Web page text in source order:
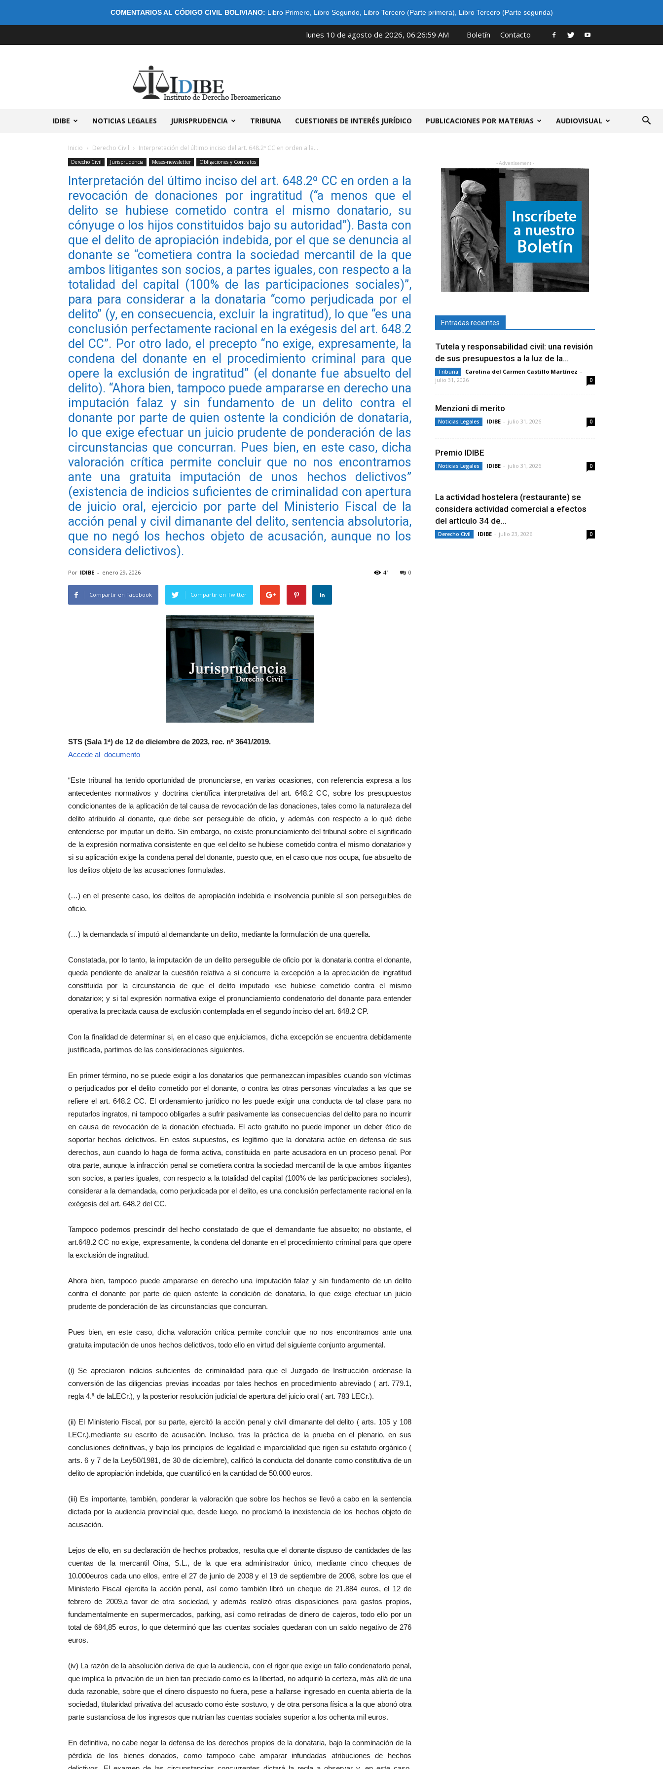
COMENTARIOS AL CÓDIGO CIVIL BOLIVIANO: Libro Primero, Libro Segundo, Libro Tercero (Parte primera) Libro Tercero (Parte segunda)
lunes 10 de agosto de 2026, 06:26:59 AM Boletín Contacto
IDIBE NOTICIAS LEGALES JURISPRUDENCIA TRIBUNA CUESTIONES DE INTERÉS JURÍDICO PUBLICACIONES POR MATERIAS AUDIOVISUAL
Inicio Derecho Civil Interpretación del último inciso del art. 648.2º CC en orden a la...
Derecho Civil Jurisprudencia Meses-newsletter Obligaciones y Contratos
Interpretación del último inciso del art. 648.2º CC en orden a la
revocación de donaciones por ingratitud (“a menos que el
delito se hubiese cometido contra el mismo donatario, su
cónyuge o los hijos constituidos bajo su autoridad”). Basta con
que el delito de apropiación indebida, por el que se denuncia al
donante se “cometiera contra la sociedad mercantil de la que
ambos litigantes son socios, a partes iguales, con respecto a la
totalidad del capital (100% de las participaciones sociales)”,
para para considerar a la donataria “como perjudicada por el
delito” (y, en consecuencia, excluir la ingratitud), lo que “es una
conclusión perfectamente racional en la exégesis del art. 648.2
del CC”. Por otro lado, el precepto “no exige, expresamente, la
condena del donante en el procedimiento criminal para que
opere la exclusión de ingratitud” (el donante fue absuelto del
delito). “Ahora bien, tampoco puede ampararse en derecho una
imputación falaz y sin fundamento de un delito contra el
donante por parte de quien ostente la condición de donataria,
lo que exige efectuar un juicio prudente de ponderación de las
circunstancias que concurran. Pues bien, en este caso, dicha
valoración crítica permite concluir que no nos encontramos
ante una gratuita imputación de unos hechos delictivos”
(existencia de indicios suficientes de criminalidad con apertura
de juicio oral, ejercicio por parte del Ministerio Fiscal de la
acción penal y civil dimanante del delito, sentencia absolutoria,
que no negó los hechos objeto de acusación, aunque no los
considera delictivos).
Por IDIBE - enero 29, 2026 0
41
Compartir en Facebook Compartir en Twitter
STS (Sala 1ª) de 12 de diciembre de 2023, rec. nº 3641/2019.
Accede al documento
“Este tribunal ha tenido oportunidad de pronunciarse, en varias ocasiones, con referencia expresa a los
antecedentes normativos y doctrina científica interpretativa del art. 648.2 CC, sobre los presupuestos
condicionantes de la aplicación de tal causa de revocación de las donaciones, tales como la naturaleza del
delito atribuido al donante, que debe ser perseguible de oficio, y además con respecto a lo qué debe
entenderse por imputar un delito. Sin embargo, no existe pronunciamiento del tribunal sobre el significado
de la expresión normativa consistente en que «el delito se hubiese cometido contra el mismo donatario» y
si su aplicación exige la condena penal del donante, puesto que, en el caso que nos ocupa, fue absuelto de
los delitos objeto de las acusaciones formuladas.
(…) en el presente caso, los delitos de apropiación indebida e insolvencia punible sí son perseguibles de
oficio.
(…) la demandada sí imputó al demandante un delito, mediante la formulación de una querella.
Constatada, por lo tanto, la imputación de un delito perseguible de oficio por la donataria contra el donante,
queda pendiente de analizar la cuestión relativa a si concurre la excepción a la apreciación de ingratitud
constituida por la circunstancia de que el delito imputado «se hubiese cometido contra el mismo
donatario»; y si tal expresión normativa exige el pronunciamiento condenatorio del donante para entender
operativa la precitada causa de exclusión contemplada en el segundo inciso del art. 648.2 CP.
Con la finalidad de determinar si, en el caso que enjuiciamos, dicha excepción se encuentra debidamente
justificada, partimos de las consideraciones siguientes.
En primer término, no se puede exigir a los donatarios que permanezcan impasibles cuando son víctimas
o perjudicados por el delito cometido por el donante, o contra las otras personas vinculadas a las que se
refiere el art. 648.2 CC. El ordenamiento jurídico no les puede exigir una conducta de tal clase para no
reputarlos ingratos, ni tampoco obligarles a sufrir pasivamente las consecuencias del delito para no incurrir
en causa de revocación de la donación efectuada. El acto gratuito no puede imponer un deber ético de
soportar hechos delictivos. En estos supuestos, es legítimo que la donataria actúe en defensa de sus
derechos, aun cuando lo haga de forma activa, constituida en parte acusadora en un proceso penal. Por
otra parte, aunque la infracción penal se cometiera contra la sociedad mercantil de la que ambos litigantes
son socios, a partes iguales, con respecto a la totalidad del capital (100% de las participaciones sociales),
considerar a la demandada, como perjudicada por el delito, es una conclusión perfectamente racional en la
exégesis del art. 648.2 del CC.
Tampoco podemos prescindir del hecho constatado de que el demandante fue absuelto; no obstante, el
art.648.2 CC no exige, expresamente, la condena del donante en el procedimiento criminal para que opere
la exclusión de ingratitud.
Ahora bien, tampoco puede ampararse en derecho una imputación falaz y sin fundamento de un delito
contra el donante por parte de quien ostente la condición de donataria, lo que exige efectuar un juicio
prudente de ponderación de las circunstancias que concurran.
Pues bien, en este caso, dicha valoración crítica permite concluir que no nos encontramos ante una
gratuita imputación de unos hechos delictivos, todo ello en virtud del siguiente conjunto argumental.
(i) Se apreciaron indicios suficientes de criminalidad para que el Juzgado de Instrucción ordenase la
conversión de las diligencias previas incoadas por tales hechos en procedimiento abreviado ( art. 779.1,
regla 4.ª de laLECr.), y la posterior resolución judicial de apertura del juicio oral ( art. 783 LECr.).
(ii) El Ministerio Fiscal, por su parte, ejercitó la acción penal y civil dimanante del delito ( arts. 105 y 108
LECr.),mediante su escrito de acusación. Incluso, tras la práctica de la prueba en el plenario, en sus
conclusiones definitivas, y bajo los principios de legalidad e imparcialidad que rigen su estatuto orgánico (
arts. 6 y 7 de la Ley50/1981, de 30 de diciembre), calificó la conducta del donante como constitutiva de un
delito de apropiación indebida, que cuantificó en la cantidad de 50.000 euros.
(iii) Es importante, también, ponderar la valoración que sobre los hechos se llevó a cabo en la sentencia
dictada por la audiencia provincial que, desde luego, no proclamó la inexistencia de los hechos objeto de
acusación.
Lejos de ello, en su declaración de hechos probados, resulta que el donante dispuso de cantidades de las
cuentas de la mercantil Oina, S.L., de la que era administrador único, mediante cinco cheques de
10.000euros cada uno ellos, entre el 27 de junio de 2008 y el 19 de septiembre de 2008, sobre los que el
Ministerio Fiscal ejercita la acción penal, así como también libró un cheque de 21.884 euros, el 12 de
febrero de 2009,a favor de otra sociedad, y además realizó otras disposiciones para gastos propios,
fundamentalmente en supermercados, parking, así como retiradas de dinero de cajeros, todo ello por un
total de 684,85 euros, lo que determinó que las cuentas sociales quedaran con un saldo negativo de 276
euros.
(iv) La razón de la absolución deriva de que la audiencia, con el rigor que exige un fallo condenatorio penal,
que implica la privación de un bien tan preciado como es la libertad, no adquirió la certeza, más allá de una
duda razonable, sobre que el dinero dispuesto no fuera, pese a hallarse ingresado en cuenta abierta de la
sociedad, titularidad privativa del acusado como éste sostuvo, y de otra persona física a la que abonó otra
parte sustanciosa de los ingresos que nutrían las cuentas sociales superior a los ochenta mil euros.
En definitiva, no cabe negar la defensa de los derechos propios de la donataria, bajo la conminación de la
pérdida de los bienes donados, como tampoco cabe amparar infundadas atribuciones de hechos
- Advertisement -
Entradas recientes
Tutela y responsabilidad civil: una revisión
de sus presupuestos a la luz de la...
Tribuna Carolina del Carmen Castillo Martínez -
julio 31, 2026
0
Menzioni di merito
Noticias Legales IDIBE - julio 31, 2026 0
Premio IDIBE
Noticias Legales IDIBE - julio 31, 2026 0
La actividad hostelera (restaurante) se
considera actividad comercial a efectos
del artículo 34 de...
Derecho Civil IDIBE - julio 23, 2026 0